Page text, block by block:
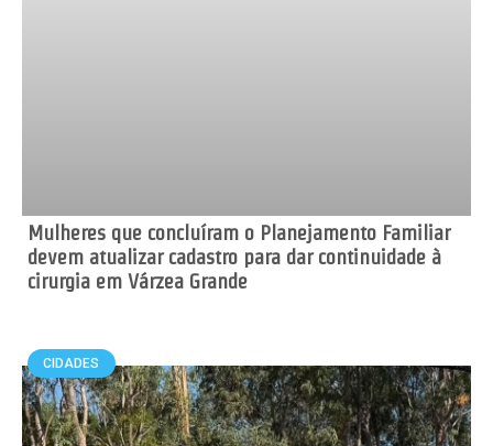
Mulheres que concluíram o Planejamento Familiar
devem atualizar cadastro para dar continuidade à
cirurgia em Várzea Grande
CIDADES